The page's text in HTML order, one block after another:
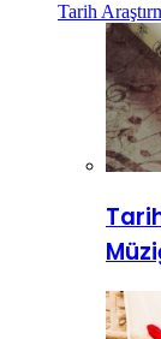
Tarih